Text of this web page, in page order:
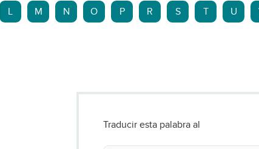
L M N O P R S T U
Traducir esta palabra al